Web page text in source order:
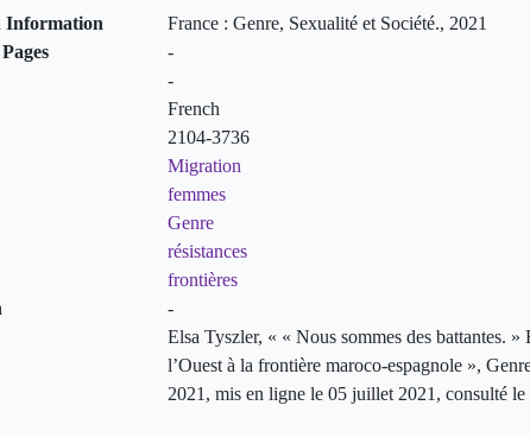
Information France: Genre, Sexualité et Société., 2021
-
-
French
2104-3736
Migration
femmes
Genre
résistances
frontières
-
Elsa Tyszler, « « Nous sommes des battantes.
l’Ouest à la frontière maroco-espagnole »,
2021, mis en ligne le 05 juillet 2021, consulté le